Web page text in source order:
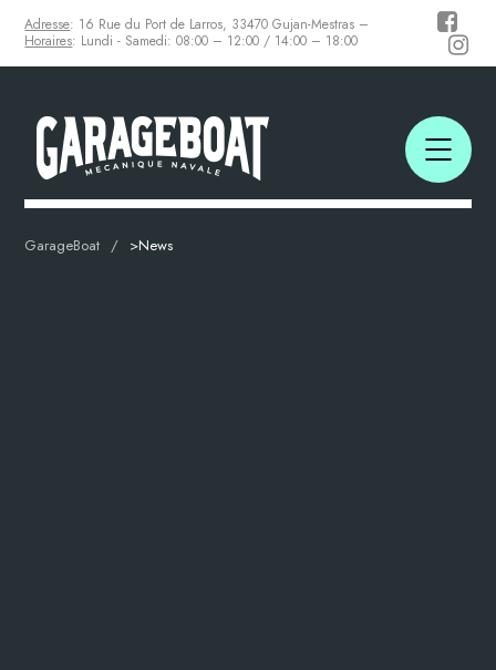
Adresse: 16 Rue du Port de Larros, 33470 Gujan-Mestras –
Horaires: Lundi - Samedi: 08:00 – 12:00 / 14:00 – 18:00
GarageBoat >News